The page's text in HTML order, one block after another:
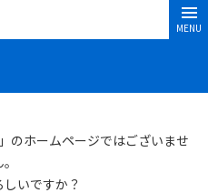
MENU
のホームページではございませ
いですか？